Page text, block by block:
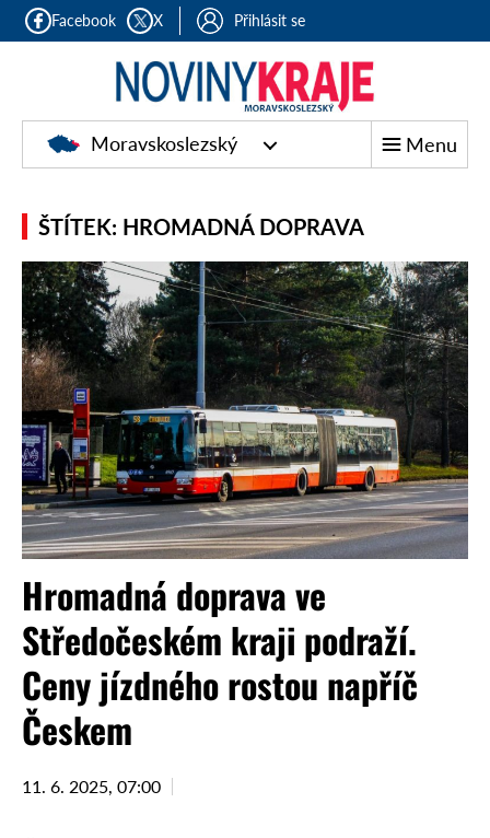
Facebook X Přihlásit se
Moravskoslezský Menu
ŠTÍTEK: HROMADNÁ DOPRAVA
Hromadná doprava ve
Středočeském kraji podraží.
Ceny jízdného rostou napříč
Českem
11. 6. 2025, 07:00